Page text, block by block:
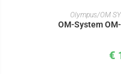
IN
Olympus/OM
OM-System
€